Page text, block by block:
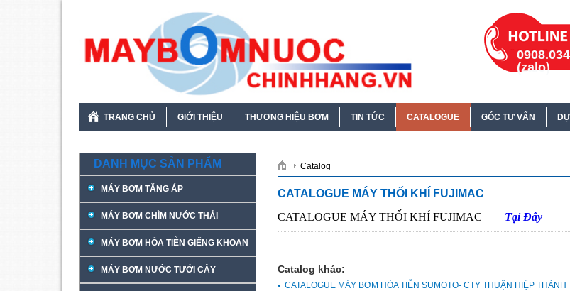
(zalo)
TRANG CHỦ GIỚI THIỆU THƯƠNG HIỆU BƠM TIN TỨC CATALOGUE GÓC TƯ VẤN
DANH MỤC SẢN PHẨM
MÁY BƠM TĂNG ÁP
MÁY BƠM CHÌM NƯỚC THẢI
MÁY BƠM HỎA TIỄN GIẾNG KHOAN
MÁY BƠM NƯỚC TƯỚI CÂY
Catalog
CATALOGUE MÁY THỐI KHÍ FUJIMAC
CATALOGUE MÁY THỐI KHÍ FUJIMAC Tại Đây
Catalog khác:
CATALOGUE MÁY BƠM HỎA TIỄN SUMOTO- CTY THUẬN HIỆP THÀNH